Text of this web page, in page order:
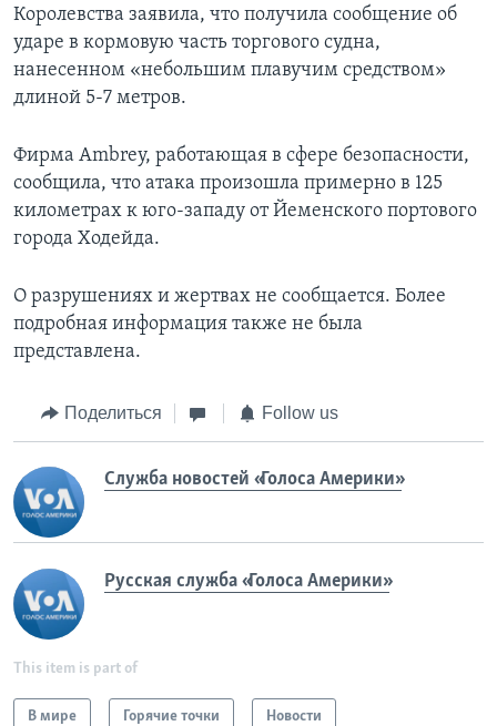
Королевства заявила, что получила сообщение об
ударе в кормовую часть торгового судна,
нанесенном «небольшим плавучим средством»
длиной 5-7 метров.
Фирма Ambrey, работающая в сфере безопасности,
сообщила, что атака произошла примерно в 125
километрах к юго-западу от Йеменского портового
города Ходейда.
О разрушениях и жертвах не сообщается. Более
подробная информация также не была
представлена.
Поделиться Follow us
Служба новостей «Голоса Америки»
Русская служба «Голоса Америки»
This item is part of
В мире Горячие точки Новости